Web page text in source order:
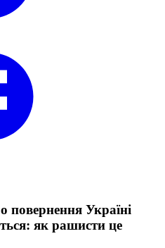
Україні
як рашисти це